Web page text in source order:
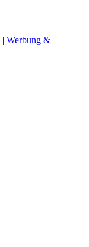
| Werbung &